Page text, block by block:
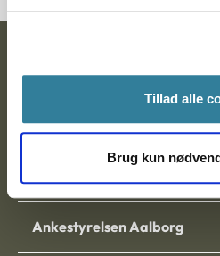
Tillad alle
Brug kun
Nytorv 7, 2. sal
9000 Aalborg
Ankestyrelsen Aalborg